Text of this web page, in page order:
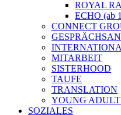
ROYAL
ECHO (ab
CONNECT
MITARBEIT
SISTERHOOD
TAUFE
TRANSLATION
YOUNG
SOZIALES